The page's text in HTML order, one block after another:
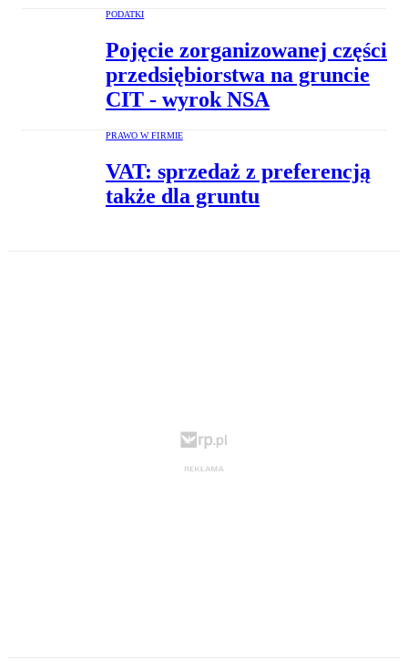
PODATKI
Pojęcie zorganizowanej części
przedsiębiorstwa na gruncie
CIT - wyrok NSA
PRAWO W FIRMIE
VAT: sprzedaż z preferencją
także dla gruntu